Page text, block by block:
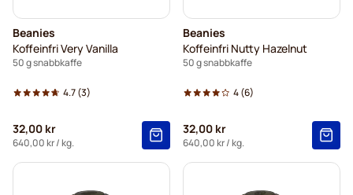
Beanies
Koffeinfri Very Vanilla
50 g snabbkaffe
4.7(3)
32,00 kr
640,00 kr/ kg.
Beanies
Koffeinfri Nutty Hazelnut
50 g snabbkaffe
4(6)
32,00 kr
640,00 kr/ kg.